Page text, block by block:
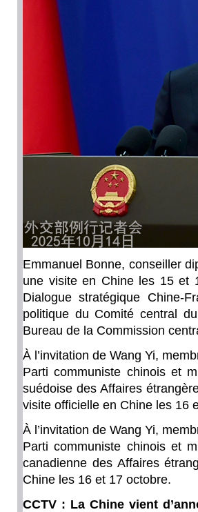
Emmanuel Bonne, conseiller
une visite en Chine les 15 et
Dialogue stratégique Chine-
politique du Comité central
Bureau de la Commission
À l’invitation de Wang Yi,
Parti communiste chinois et
suédoise des Affaires
visite officielle en Chine les 16
À l’invitation de Wang Yi,
Parti communiste chinois et
canadienne des Affaires
Chine les 16 et 17 octobre.
CCTV : La Chine vient